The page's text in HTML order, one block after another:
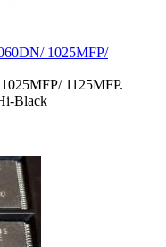
1025MFP/
1125MFP.
Black